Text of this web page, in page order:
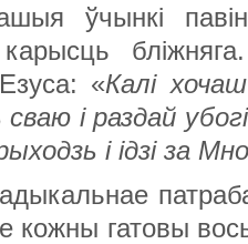
ўчынкі
карысць
«Калі
і раздай
і ідзі за
кожны гатовы